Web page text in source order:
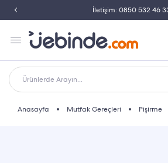
İletişim: 0850 532 46
Ürünlerde Arayın...
Anasayfa Mutfak Gereçleri Pişirme